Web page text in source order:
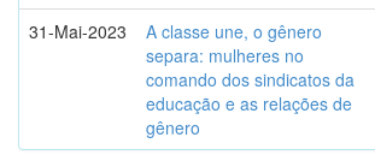
31-Mai-2023
A classe une, o gênero
separa: mulheres no
comando dos sindicatos da
educação e as relações de
gênero